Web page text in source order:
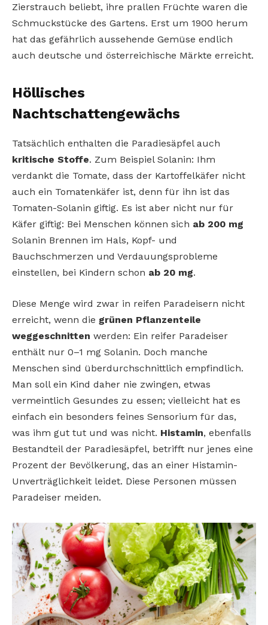
Zierstrauch beliebt, ihre prallen Früchte waren die
Schmuckstücke des Gartens. Erst um 1900 herum
hat das gefährlich aussehende Gemüse endlich
auch deutsche und österreichische Märkte erreicht.
Höllisches
Nachtschattengewächs
Tatsächlich enthalten die Paradiesäpfel auch
kritische Stoffe. Zum Beispiel Solanin: Ihm
verdankt die Tomate, dass der Kartoffelkäfer nicht
auch ein Tomatenkäfer ist, denn für ihn ist das
Tomaten-Solanin giftig. Es ist aber nicht nur für
Käfer giftig: Bei Menschen können sich ab 200 mg
Solanin Brennen im Hals, Kopf- und
Bauchschmerzen und Verdauungsprobleme
einstellen, bei Kindern schon ab 20 mg.
Diese Menge wird zwar in reifen Paradeisern nicht
erreicht, wenn die grünen Pflanzenteile
weggeschnitten werden: Ein reifer Paradeiser
enthält nur 0–1 mg Solanin. Doch manche
Menschen sind überdurchschnittlich empfindlich.
Man soll ein Kind daher nie zwingen, etwas
vermeintlich Gesundes zu essen; vielleicht hat es
einfach ein besonders feines Sensorium für das,
was ihm gut tut und was nicht. Histamin, ebenfalls
Bestandteil der Paradiesäpfel, betrifft nur jenes eine
Prozent der Bevölkerung, das an einer Histamin-
Unverträglichkeit leidet. Diese Personen müssen
Paradeiser meiden.